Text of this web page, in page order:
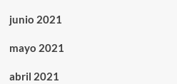
junio 2021
mayo 2021
abril 2021